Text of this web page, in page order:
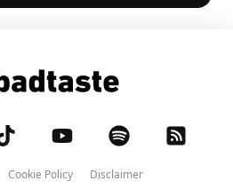
Cookie Policy Disclaimer